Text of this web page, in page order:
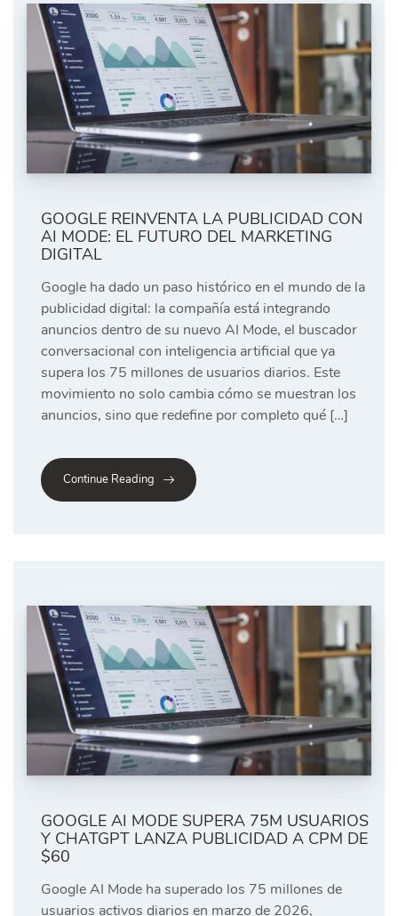
GOOGLE REINVENTA LA PUBLICIDAD CON
AI MODE: EL FUTURO DEL MARKETING
DIGITAL
Google ha dado un paso histórico en el mundo de la
publicidad digital: la compañía está integrando
anuncios dentro de su nuevo AI Mode, el buscador
conversacional con inteligencia artificial que ya
supera los 75 millones de usuarios diarios. Este
movimiento no solo cambia cómo se muestran los
anuncios, sino que redefine por completo qué […]
Continue Reading
GOOGLE AI MODE SUPERA 75M USUARIOS
Y CHATGPT LANZA PUBLICIDAD A CPM DE
$60
Google AI Mode ha superado los 75 millones de
usuarios activos diarios en marzo de 2026,